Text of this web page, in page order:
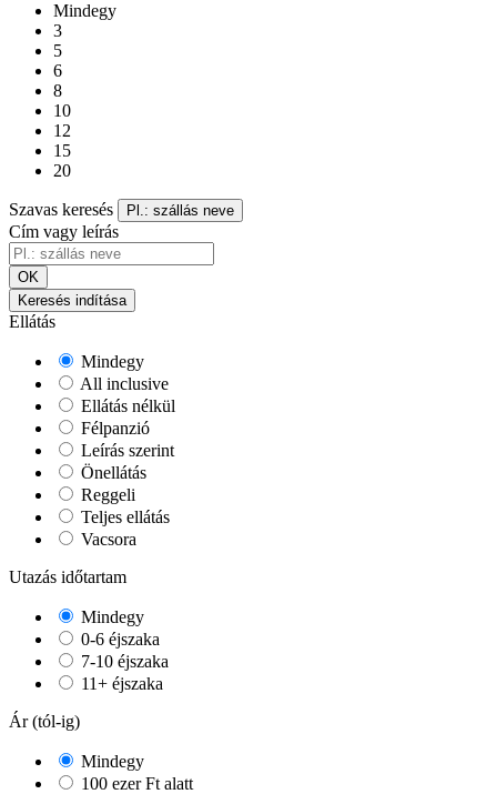
Mindegy
3
5
6
8
10
12
15
20
Szavas keresés Pl.: szállás neve
Cím vagy leírás
OK
Keresés indítása
Ellátás
Mindegy
All inclusive
Ellátás nélkül
Félpanzió
Leírás szerint
Önellátás
Reggeli
Teljes ellátás
Vacsora
Utazás időtartam
Mindegy
0-6 éjszaka
7-10 éjszaka
11+ éjszaka
Ár (tól-ig)
Mindegy
100 ezer Ft alatt